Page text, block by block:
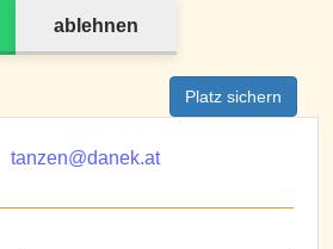
ablehnen
Platz sichern
tanzen@danek.at